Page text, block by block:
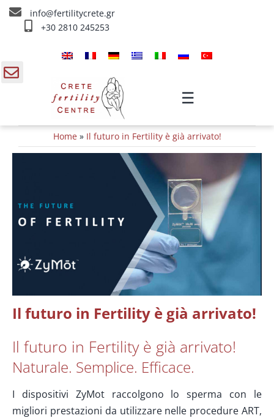
Skip
info@fertilitycrete.gr
+30 2810 245253
☰
Chi siamo
Trattamenti d’infertilità
Ringiovanimento & Fertilità
Info
Home» Il futuro in Fertility è già arrivato!
Il futuro in Fertility è già arrivato!
Il futuro in Fertility è già arrivato!
Naturale. Semplice. Efficace.
I dispositivi ZyMot raccolgono lo sperma con le
migliori prestazioni da utilizzare nelle procedure ART,